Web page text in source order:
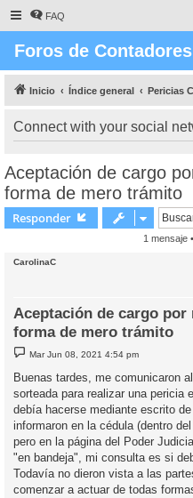
FAQ
Foros de
Inicio Índice general Pericias
Connect with your social
Aceptación de cargo
forma de mero trámito
Responder
1 mensaje
CarolinaC
Aceptación de cargo por
forma de mero trámito
M
e
s
a
j
e
Mar Jun 08, 2021 4:54 pm
Buenas tardes, me comunicaron
sorteada para realizar una pericia
debía hacerse mediante escrito
informaron en la cédula (dentro
pero en la página del Poder
"en bandeja", mi consulta es si
Todavía no dieron vista a las
comenzar a actuar de todas